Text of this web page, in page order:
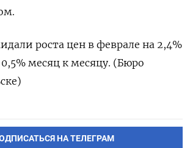
роста цен в феврале на 2,4%
0,5% месяц к месяцу. (Бюро
НА ТЕЛЕГРАМ